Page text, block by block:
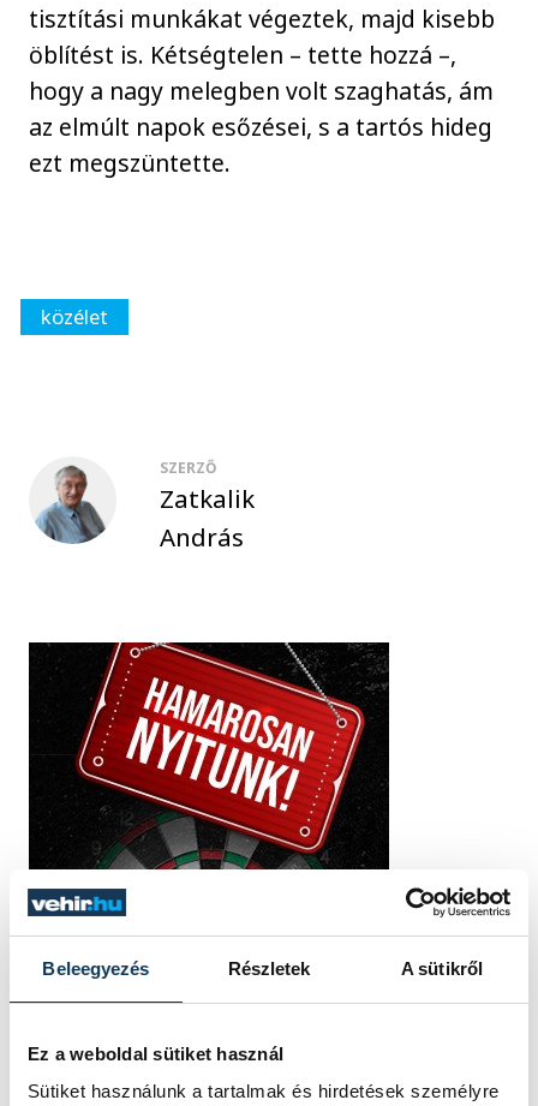
Beleegyezés Részletek A sütikről
Ez a weboldal sütiket használ
Sütiket használunk a tartalmak és hirdetések személyre
tisztítási munkákat végeztek, majd kisebb
öblítést is. Kétségtelen – tette hozzá –,
hogy a nagy melegben volt szaghatás, ám
az elmúlt napok esőzései, s a tartós hideg
ezt megszüntette.
közélet
SZERZŐ
Zatkalik
András